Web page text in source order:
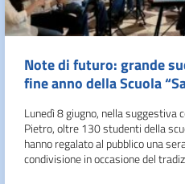
Note di futuro: grande
fine anno della Scuola
Lunedì 8 giugno, nella suggestiva
Pietro, oltre 130 studenti della
hanno regalato al pubblico una
condivisione in occasione del